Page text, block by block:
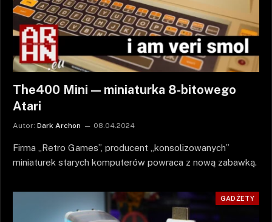
The400 Mini — miniaturka 8-bitowego
Atari
Autor: Dark Archon 08.04.2024
Firma „Retro Games”, producent „konsolizowanych”
miniaturek starych komputerów powraca z nową zabawką.
GADŻETY